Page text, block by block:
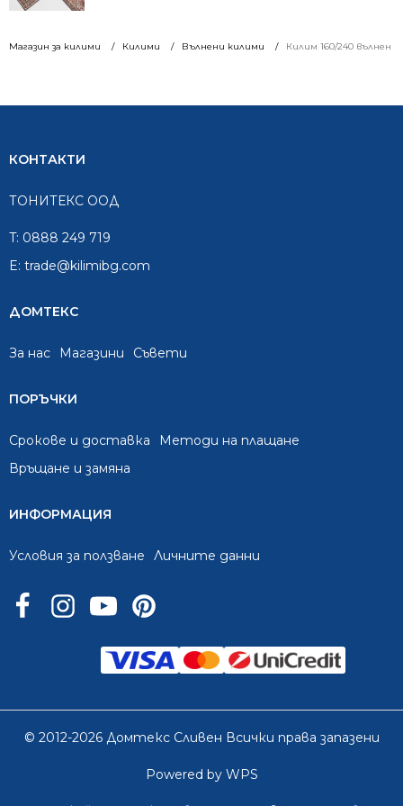
Магазин за килими Килими Вълнени килими Килим 160/240 вълнен
КОНТАКТИ
ТОНИТЕКС ООД
T: 0888 249 719
E: trade@kilimibg.com
ДОМТЕКС
За нас Mагазини Съвети
ПОРЪЧКИ
Срокове и доставка
Методи на плащане
Връщане и замяна
ИНФОРМАЦИЯ
Условия за ползване Личните данни
© 2012-2026 Домтекс Сливен Всички права запазени
Powered by WPS